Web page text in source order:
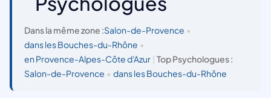
Dans la même zone :Salon-de-Provence •
dans les Bouches-du-Rhône •
en Provence-Alpes-Côte d'Azur
Top Psychologues :
Salon-de-Provence • dans les Bouches-du-Rhône